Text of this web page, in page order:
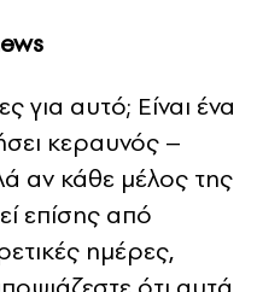
για αυτό; Είναι ένα
κεραυνός –
αν κάθε μέλος της
επίσης από
ημέρες,